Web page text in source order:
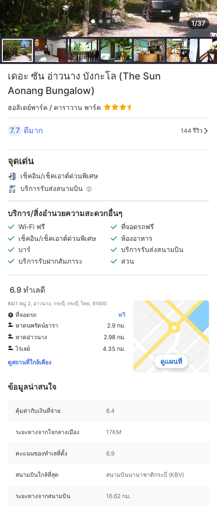
1/37
เดอะ ซัน อ่าวนาง บังกะโล (The Sun
Aonang Bungalow)
ฮอลิเดย์พาร์ค / คาราวาน พาร์ค
7.7 ดีมาก 144 รีวิว
จุดเด่น
เช็คอิน/เช็คเอาต์ด่วนพิเศษ
บริการรับส่งสนามบิน
บริการ/สิ่งอำนวยความสะดวกอื่นๆ
Wi-Fi ฟรี
ที่จอดรถฟรี
เช็คอิน/เช็คเอาต์ด่วนพิเศษ
ห้องอาหาร
บาร์
บริการรับส่งสนามบิน
บริการรับฝากสัมภาระ
สวน
6.9 ทำเลดี
84/1 หมู่ 2, อ่าวนาง, กระบี่, กระบี่, ไทย, 81000
ที่จอดรถ
ฟรี
หาดนพรัตน์ธารา
2.9 กม.
หาดอ่าวนาง
2.98 กม.
ไร่เลย์
4.35 กม.
ดูสถานที่ใกล้เคียง
ดูแผนที่
ข้อมูลน่าสนใจ
คุ้มค่ากับเงินที่จ่าย 8.4
ระยะทางจากใจกลางเมือง 17KM
คะแนนของทำเลที่ตั้ง 6.9
สนามบินใกล้ที่สุด สนามบินนานาชาติกระบี่ (KBV)
ระยะทางจากสนามบิน 16.62 กม.